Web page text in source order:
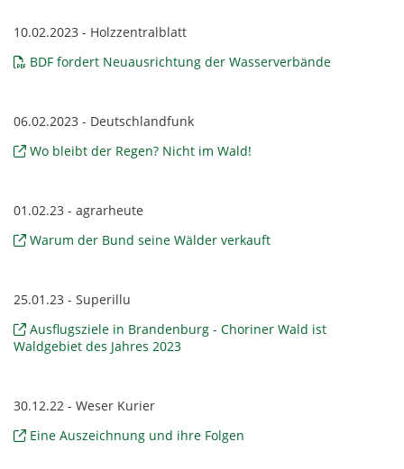
10.02.2023 - Holzzentralblatt
BDF fordert Neuausrichtung der Wasserverbände
06.02.2023 - Deutschlandfunk
Wo bleibt der Regen? Nicht im Wald!
01.02.23 - agrarheute
Warum der Bund seine Wälder verkauft
25.01.23 - Superillu
Ausflugsziele in Brandenburg - Choriner Wald ist
Waldgebiet des Jahres 2023
30.12.22 - Weser Kurier
Eine Auszeichnung und ihre Folgen